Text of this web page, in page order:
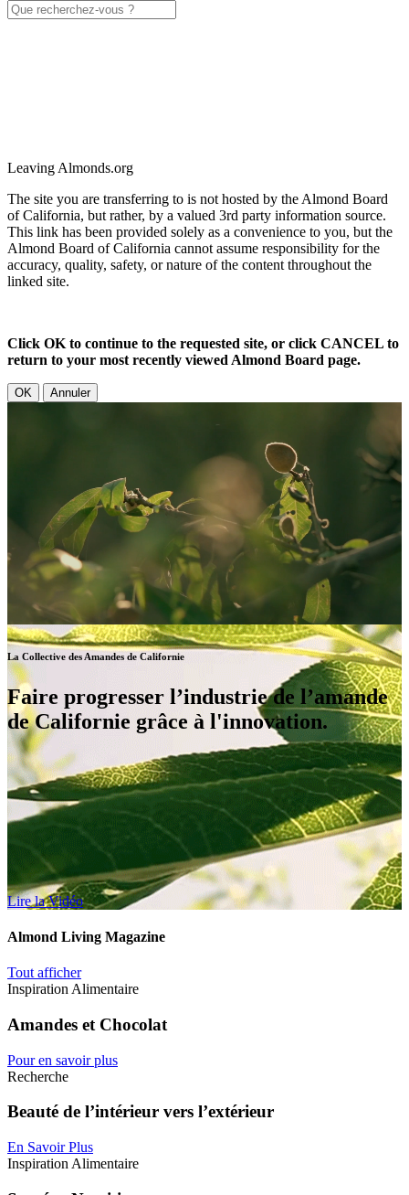
Leaving Almonds.org
The site you are transferring to is not hosted by the Almond Board
of California, but rather, by a valued 3rd party information source.
This link has been provided solely as a convenience to you, but the
Almond Board of California cannot assume responsibility for the
accuracy, quality, safety, or nature of the content throughout the
linked site.
Click OK to continue to the requested site, or click CANCEL to
return to your most recently viewed Almond Board page.
OK Annuler
La Collective des Amandes de Californie
Faire progresser l’industrie de l’amande
de Californie grâce à l'innovation.
Lire la Vidéo
Almond Living Magazine
Tout afficher
Inspiration Alimentaire
Amandes et Chocolat
Pour en savoir plus
Recherche
Beauté de l’intérieur vers l’extérieur
En Savoir Plus
Inspiration Alimentaire